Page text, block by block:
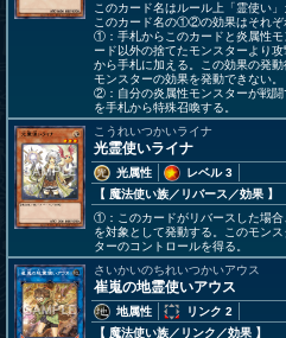
このカード名はルール上「霊使い」
このカード名の①②の効果はそれぞ
①：手札からこのカードと炎属性
ード以外の捨てたモンスターより
から手札に加える。この効果の発
モンスターの効果を発動できない。
②：自分の炎属性モンスターが戦
を手札から特殊召喚する。
こうれいつかいライナ
光霊使いライナ
光属性
レベル 3
【 魔法使い族／リバース／効果 】
①：このカードがリバースした場
を対象として発動する。このモン
ターのコントロールを得る。
さいかいのちれいつかいアウス
崔嵬の地霊使いアウス
地属性
リンク 2
【 魔法使い族／リンク／効果 】